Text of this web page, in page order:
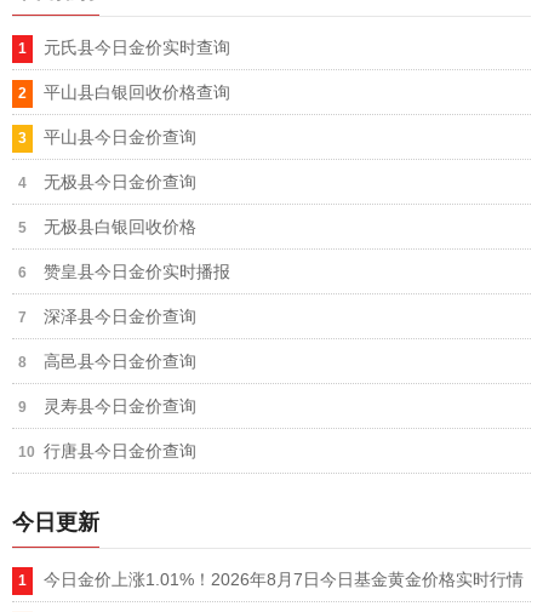
元氏县今日金价实时查询
平山县白银回收价格查询
平山县今日金价查询
无极县今日金价查询
无极县白银回收价格
赞皇县今日金价实时播报
深泽县今日金价查询
高邑县今日金价查询
灵寿县今日金价查询
行唐县今日金价查询
今日更新
今日金价上涨1.01%！2026年8月7日今日基金黄金价格实时行情